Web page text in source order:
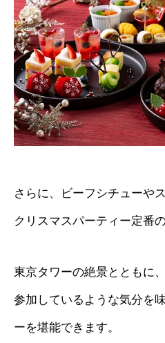
さらに、ビーフシチューや
クリスマスパーティー定番
東京タワーの絶景とともに
参加しているような気分を
ーを堪能できます。